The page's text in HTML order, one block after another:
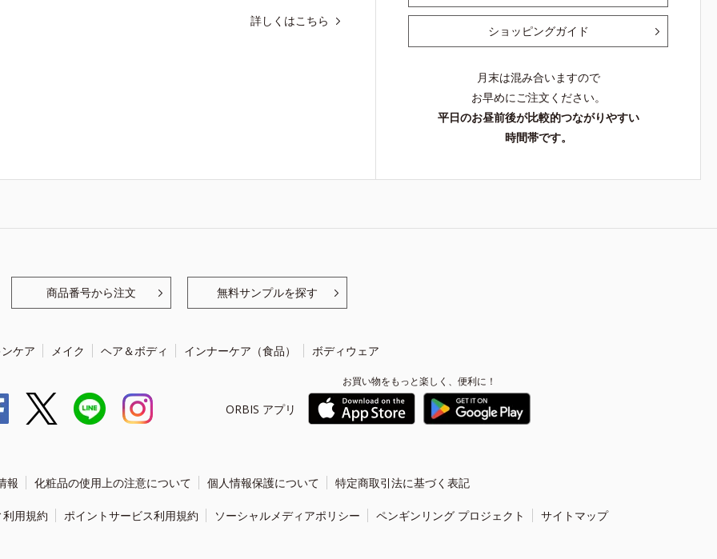
詳しくはこちら
ショッピングガイド
月末は混み合いますので
お早めにご注文ください。
平日のお昼前後が比較的つながりやすい
時間帯です。
商品番号から注文 無料サンプルを探す
ケア メイク ヘア＆ボディ インナーケア（食品） ボディウェア
ORBIS アプリ
お買い物をもっと楽しく、便利に！
報 化粧品の使用上の注意について 個人情報保護について 特定商取引法に基づく表記
用規約 ポイントサービス利用規約 ソーシャルメディアポリシー ペンギンリング プロジェクト サイトマップ